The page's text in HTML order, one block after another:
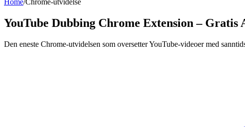
YouTube Dubbing Chrome Extension – Gratis
Den eneste Chrome-utvidelsen som oversetter YouTube-videoer med